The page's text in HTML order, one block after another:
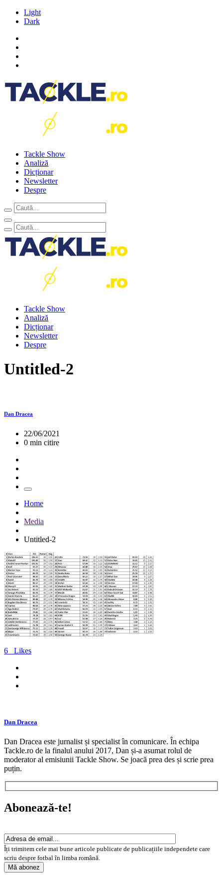
Light
Dark
Tackle Show
Analiză
Dicționar
Newsletter
Despre
Tackle Show
Analiză
Dicționar
Newsletter
Despre
Untitled-2
Dan Dracea
22/06/2021
0 min citire
Home
Media
Untitled-2
6 Likes
Dan Dracea
Dan Dracea este jurnalist și specialist în comunicare. În echipa
Tackle.ro de la finalul anului 2017, Dan și-a asumat rolul de
moderator al emisiunii Tackle Show. Se joacă prea des și scrie prea
puțin.
Abonează-te!
Îți trimitem cele mai bune articole publicate de publicațiile independete care
scriu despre fotbal în limba română.